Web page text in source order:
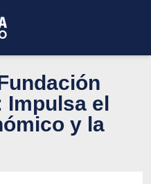
Impulsa el
y la